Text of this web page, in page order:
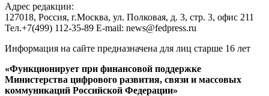
Адрес редакции:
127018, Россия, г.Москва, ул. Полковая, д. 3, стр. 3, офис 211
Тел.+7(499) 112-35-89 E-mail: news@fedpress.ru
Информация на сайте предназначена для лиц старше 16 лет
«Функционирует при финансовой поддержке
Министерства цифрового развития, связи и массовых
коммуникаций Российской Федерации»